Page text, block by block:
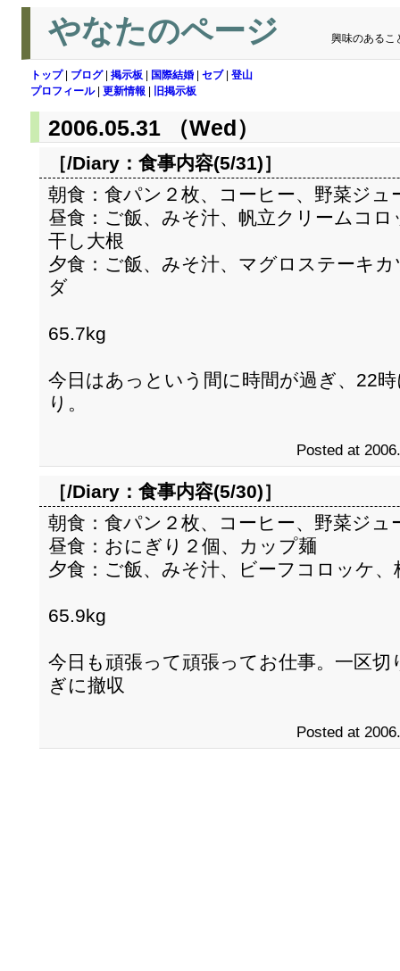
やなたのページ 興味のあるこ
トップ| ブログ| 掲示板 国際結婚 セブ| 登山
プロフィール| 更新情報 旧掲示板
2006.05.31 （Wed）
［/Diary： 食事内容(5/31)］
朝食：食パン２枚、コーヒー、野菜ジュ
昼食：ご飯、みそ汁、帆立クリームコ
干し大根
夕食：ご飯、みそ汁、マグロステーキ
ダ
65.7kg
今日はあっという間に時間が過ぎ、22
り。
Posted at
［/Diary： 食事内容(5/30)］
朝食：食パン２枚、コーヒー、野菜ジュ
昼食：おにぎり２個、カップ麺
夕食：ご飯、みそ汁、ビーフコロッケ
65.9kg
今日も頑張って頑張ってお仕事。一区
ぎに撤収
Posted at